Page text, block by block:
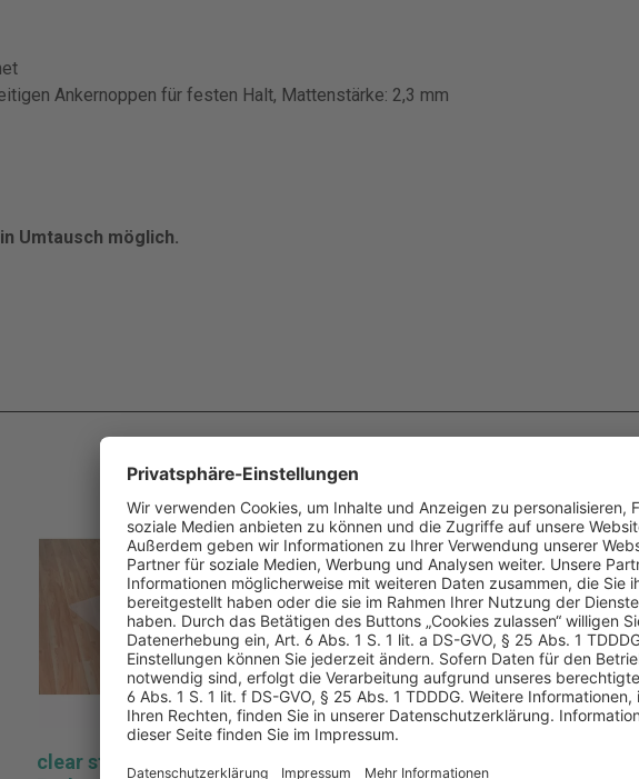
Ankernoppen für festen Halt, Mattenstärke: 2,3 mm
Umtausch möglich.
clear style'
Doppelpack: 2 clear